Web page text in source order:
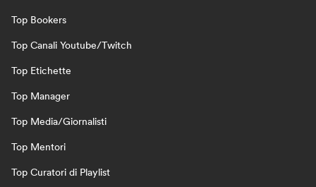
Top Bookers
Top Canali Youtube/Twitch
Top Etichette
Top Manager
Top Media/Giornalisti
Top Mentori
Top Curatori di Playlist